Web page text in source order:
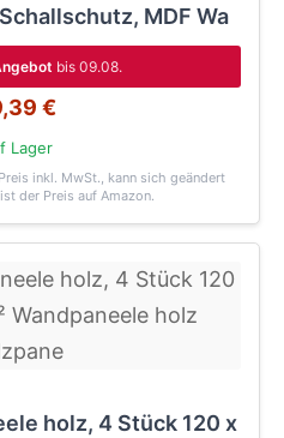
MDF Wa
bis 09.08.
€
Lager
inkl. MwSt., kann sich geändert
der Preis auf Amazon.
holz, 4 Stück 120 x